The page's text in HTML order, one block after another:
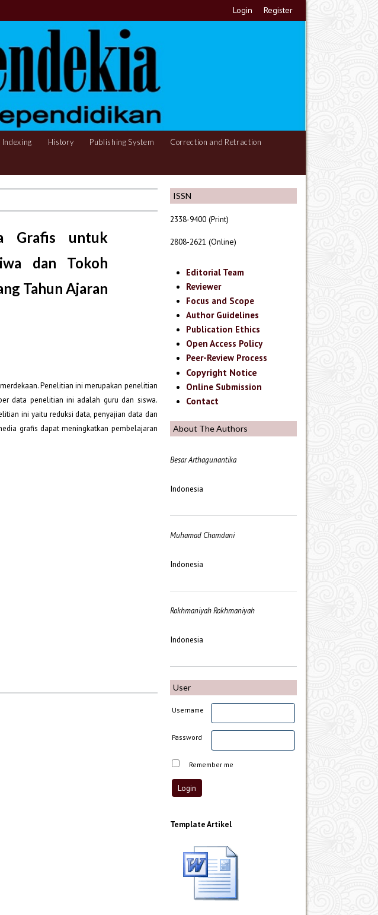
Login Register
Indexing History Publishing System Correction and Retraction
ISSN
2338-9400 (Print)
2808-2621 (Online)
Editorial Team
Reviewer
Focus and Scope
Author Guidelines
Publication Ethics
Open Access Policy
Peer-Review Process
Copyright Notice
Online Submission
Contact
About The Authors
Besar Arthagunantika
Indonesia
Muhamad Chamdani
Indonesia
Rokhmaniyah Rokhmaniyah
Indonesia
User
Username
Password
Remember me
Template Artikel
Grafis untuk
dan Tokoh
Tahun Ajaran
Penelitian ini merupakan penelitian
data penelitian ini adalah guru dan siswa.
ini yaitu reduksi data, penyajian data dan
grafis dapat meningkatkan pembelajaran